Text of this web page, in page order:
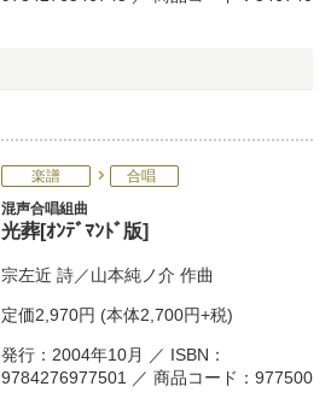
楽譜
合唱
混声合唱組曲
光葬[ｵﾝﾃﾞﾏﾝﾄﾞ版]
宗左近 詩／山本純ノ介 作曲
定価2,970円 (本体2,700円+税)
発行：2004年10月 ／ ISBN：
9784276977501 ／ 商品コード：977500